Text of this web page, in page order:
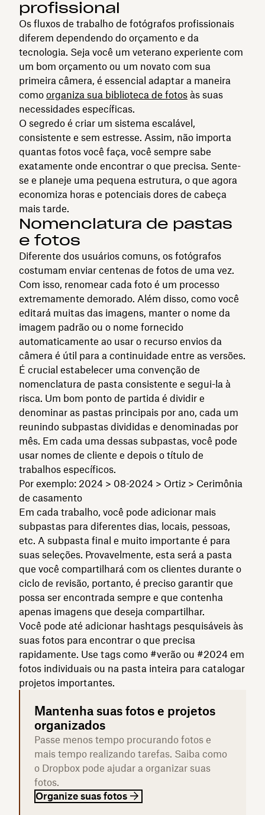
profissional
Os fluxos de trabalho de fotógrafos profissionais
diferem dependendo do orçamento e da
tecnologia. Seja você um veterano experiente com
um bom orçamento ou um novato com sua
primeira câmera, é essencial adaptar a maneira
como organiza sua biblioteca de fotos às suas
necessidades específicas.
O segredo é criar um sistema escalável,
consistente e sem estresse. Assim, não importa
quantas fotos você faça, você sempre sabe
exatamente onde encontrar o que precisa. Sente-
se e planeje uma pequena estrutura, o que agora
economiza horas e potenciais dores de cabeça
mais tarde.
Nomenclatura de pastas
e fotos
Diferente dos usuários comuns, os fotógrafos
costumam enviar centenas de fotos de uma vez.
Com isso, renomear cada foto é um processo
extremamente demorado. Além disso, como você
editará muitas das imagens, manter o nome da
imagem padrão ou o nome fornecido
automaticamente ao usar o recurso envios da
câmera é útil para a continuidade entre as versões.
É crucial estabelecer uma convenção de
nomenclatura de pasta consistente e segui-la à
risca. Um bom ponto de partida é dividir e
denominar as pastas principais por ano, cada um
reunindo subpastas divididas e denominadas por
mês. Em cada uma dessas subpastas, você pode
usar nomes de cliente e depois o título de
trabalhos específicos.
Por exemplo: 2024 > 08-2024 > Ortiz > Cerimônia
de casamento
Em cada trabalho, você pode adicionar mais
subpastas para diferentes dias, locais, pessoas,
etc. A subpasta final e muito importante é para
suas seleções. Provavelmente, esta será a pasta
que você compartilhará com os clientes durante o
ciclo de revisão, portanto, é preciso garantir que
possa ser encontrada sempre e que contenha
apenas imagens que deseja compartilhar.
Você pode até adicionar hashtags pesquisáveis às
suas fotos para encontrar o que precisa
rapidamente. Use tags como #verão ou #2024 em
fotos individuais ou na pasta inteira para catalogar
projetos importantes.
Mantenha suas fotos e projetos
organizados
Passe menos tempo procurando fotos e
mais tempo realizando tarefas. Saiba como
o Dropbox pode ajudar a organizar suas
fotos.
Organize suas fotos